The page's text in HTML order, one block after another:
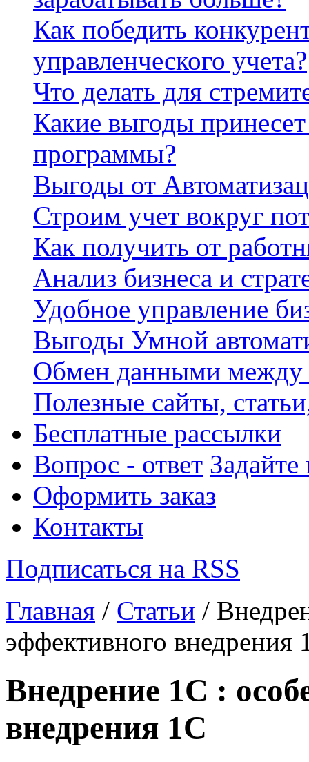
Как победить
управленческого учета?
Что делать для
Какие выгоды
программы?
Выгоды от
Строим учет вокруг
Как получить от
Анализ бизнеса и
Удобное управление
Выгоды Умной
Обмен данными между
Полезные сайты,
Бесплатные рассылки
Вопрос - ответ
Оформить заказ
Контакты
Подписаться на RSS
Главная / Статьи /
эффективного внедрения
Внедрение 1С :
внедрения 1С